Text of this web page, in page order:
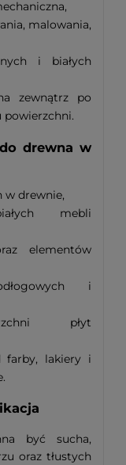
malowania,
i białych
zewnątrz po
powierzchni.
drewna w
w drewnie,
mebli
elementów
i
płyt
farby, lakiery i
być sucha,
oraz tłustych